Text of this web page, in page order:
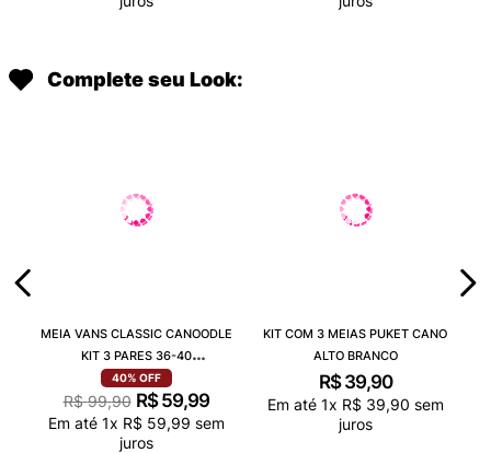
Complete seu Look:
MEIA VANS CLASSIC CANOODLE
KIT 3 PARES 36-40
VN000QCAJU4
40% OFF
R$ 99,90 R$ 59,99
Em até 1x R$ 59,99 sem
juros
KIT COM 3 MEIAS PUKET CANO
ALTO BRANCO
R$ 39,90
Em até 1x R$ 39,90 sem
juros